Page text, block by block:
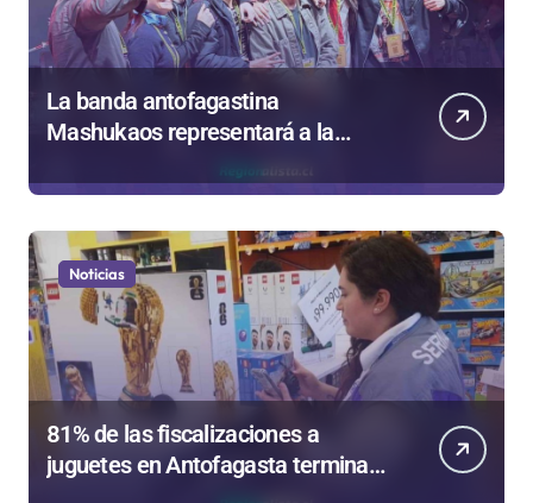
La banda antofagastina
Mashukaos representará a la
de Valparaíso
Noticias
81% de las fiscalizaciones a
juguetes en Antofagasta termina
en sumarios sanitarios